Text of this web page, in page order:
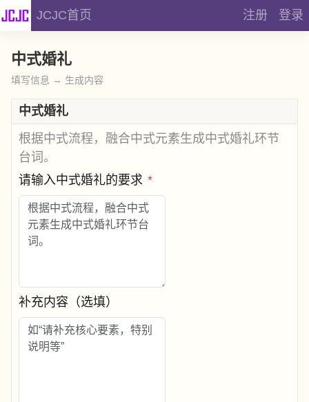
JCJC首页 注册 登录
中式婚礼
填写信息 → 生成内容
中式婚礼
根据中式流程，融合中式元素生成中式婚礼环节
台词。
请输入中式婚礼的要求 *
补充内容（选填）